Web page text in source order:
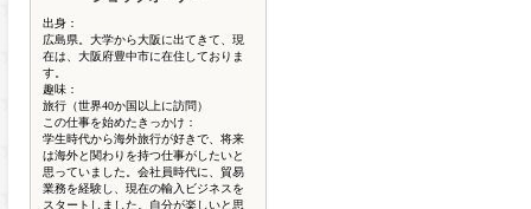
出身：
広島県。大学から大阪に出てきて、現
在は、大阪府豊中市に在住しておりま
す。
趣味：
旅行（世界40か国以上に訪問）
この仕事を始めたきっかけ：
学生時代から海外旅行が好きで、将来
は海外と関わりを持つ仕事がしたいと
思っていました。会社員時代に、貿易
業務を経験し、現在の輸入ビジネスを
スタートしました。自分が楽しいと思